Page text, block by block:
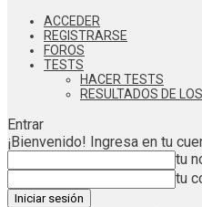
ACCEDER
REGISTRARSE
FOROS
TESTS
HACER TESTS
RESULTADOS DE
Entrar
¡Bienvenido! Ingresa en tu
tu
tu